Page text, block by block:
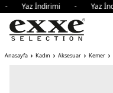
- Yaz İndirimi -
Anasayfa Kadın Aksesuar Kemer